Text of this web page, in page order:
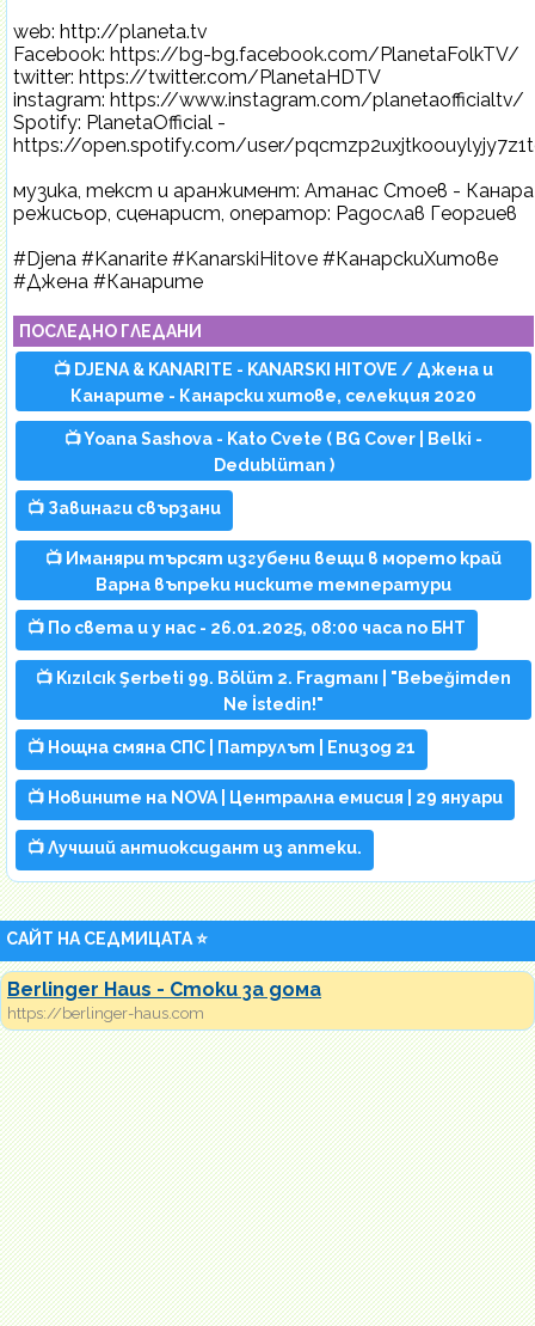
web: http://planeta.tv
Facebook: https://bg-bg.facebook.com/PlanetaFolkTV/
twitter: https://twitter.com/PlanetaHDTV
instagram: https://www.instagram.com/planetaofficialtv/
Spotify: PlanetaOfficial -
https://open.spotify.com/user/
музика, текст и аранжимент: Атанас Стоев - Канара
режисьор, сценарист, оператор: Радослав Георгиев
#Djena #Kanarite #KanarskiHitove #КанарскиХитове
#Джена #Канарите
ПОСЛЕДНО ГЛЕДАНИ
📺 DJENA & KANARITE - KANARSKI HITOVE / Джена и
Канарите - Канарски хитове, селекция 2020
📺 Yoana Sashova - Kato Cvete ( BG Cover | Belki -
Dedublüman )
📺 Завинаги свързани
📺 Иманяри търсят изгубени вещи в морето край
Варна въпреки ниските температури
📺 По света и у нас - 26.01.2025, 08:00 часа по БНТ
📺 Kızılcık Şerbeti 99. Bölüm 2. Fragmanı | "Bebeğimden
Ne İstedin!"
📺 Нощна смяна СПС | Патрулът | Епизод 21
📺 Новините на NOVA | Централна емисия | 29 януари
📺 Лучший антиоксидант из аптеки.
САЙТ НА СЕДМИЦАТА ⭐
Berlinger Haus - Стоки за дома
https://berlinger-haus.com